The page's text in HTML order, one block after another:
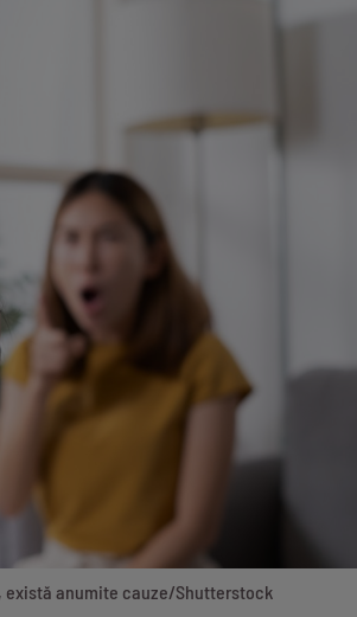
există anumite cauze/Shutterstock